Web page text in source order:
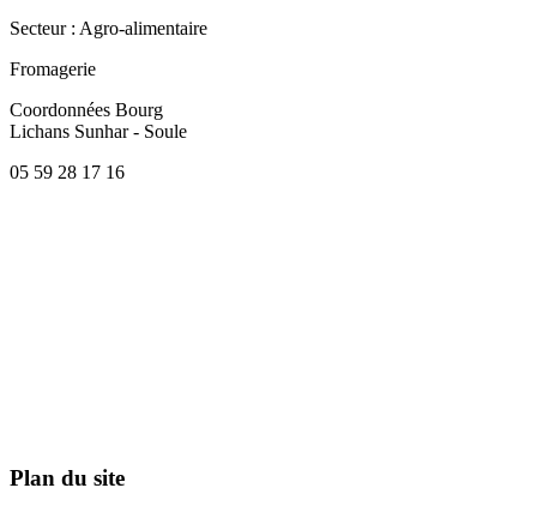
Secteur: Agro-alimentaire
Fromagerie
Coordonnées Bourg
Lichans Sunhar - Soule
05 59 28 17 16
Plan du site